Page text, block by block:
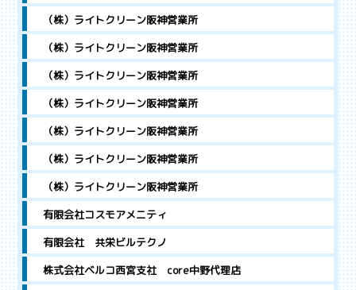
（株）ライトクリーン阪神営業所
（株）ライトクリーン阪神営業所
（株）ライトクリーン阪神営業所
（株）ライトクリーン阪神営業所
（株）ライトクリーン阪神営業所
（株）ライトクリーン阪神営業所
（株）ライトクリーン阪神営業所
有限会社コスモアメニティ
有限会社 共栄ビルテクノ
株式会社ベルコ西宮支社 core中野代理店